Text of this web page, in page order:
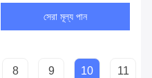
সেরা মূল্য পান
8 9 10 11